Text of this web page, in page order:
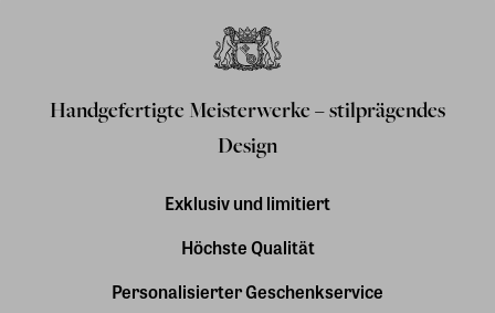
Handgefertigte Meisterwerke – stilprägendes
Design
Exklusiv und limitiert
Höchste Qualität
Personalisierter Geschenkservice